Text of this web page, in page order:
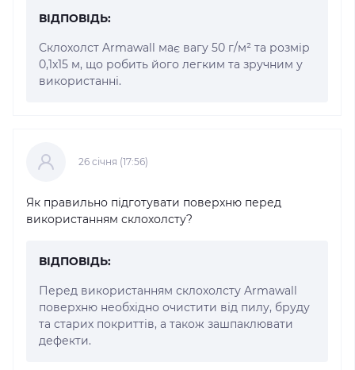
ВІДПОВІДЬ:
Склохолст Armawall має вагу 50 г/м² та розмір
0,1x15 м, що робить його легким та зручним у
використанні.
26 cічня (17:56)
Як правильно підготувати поверхню перед
використанням склохолсту?
ВІДПОВІДЬ:
Перед використанням склохолсту Armawall
поверхню необхідно очистити від пилу, бруду
та старих покриттів, а також зашпаклювати
дефекти.